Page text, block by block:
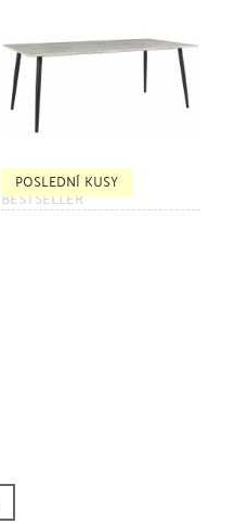
POSLEDNÍ KUSY
BESTSELLER